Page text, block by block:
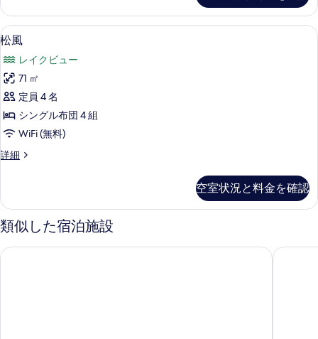
真
を
表
示
す
る
詳
細
松
風
の
す
べ
て
の
写
を
表
示
す
松風 | セーフティボックス (室内)、デ
4
松風
レイクビュー
71 ㎡
定員 4 名
シングル布団 4 組
WiFi (無料)
詳細
松
細
空室状況と料金を確認
類似した宿泊施設
修善寺温泉 桂川 ラフォ